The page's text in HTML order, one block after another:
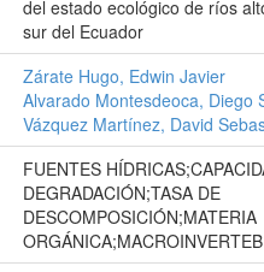
del estado ecológico de ríos
sur del Ecuador
Zárate Hugo, Edwin Javier
Alvarado Montesdeoca, Diego
Vázquez Martínez, David
FUENTES
DEGRADACIÓN;TASA DE
DESCOMPOSICIÓN;MATERIA